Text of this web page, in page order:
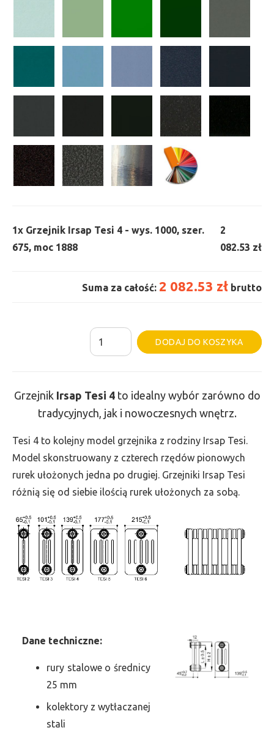
1x Grzejnik Irsap Tesi 4 - wys. 1000, szer.
675, moc 1888
2
082.53 zł
Suma za całość: 2 082.53 zł brutto
ilość
Grzejnik
wys.
1000,
szer.
675,
1888
DODAJ DO KOSZYKA
Grzejnik Irsap Tesi 4to idealny wybór zarówno do
tradycyjnych, jak i nowoczesnych wnętrz.
Tesi 4 to kolejny model grzejnika z rodziny Irsap Tesi.
Model skonstruowany z czterech rzędów pionowych
rurek ułożonych jedna po drugiej. Grzejniki Irsap Tesi
różnią się od siebie ilością rurek ułożonych za sobą.
Dane techniczne:
rury stalowe o średnicy
25 mm
kolektory z wytłaczanej
stali